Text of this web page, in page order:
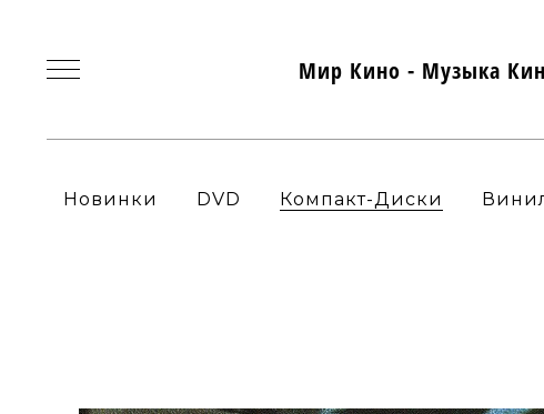
Мир Кино - Музыка
Новинки DVD Компакт-Диски